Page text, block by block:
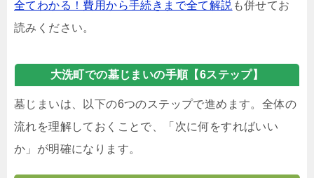
全てわかる！費用から手続きまで全て解説 も併せてお
読みください。
大洗町での墓じまいの手順【6ステップ】
墓じまいは、以下の6つのステップで進めます。全体の
流れを理解しておくことで、「次に何をすればいい
か」が明確になります。